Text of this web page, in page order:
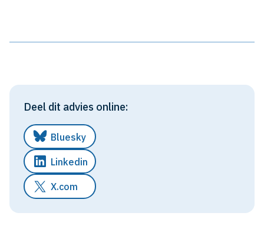
Deel dit advies online:
Bluesky
Linkedin
X.com